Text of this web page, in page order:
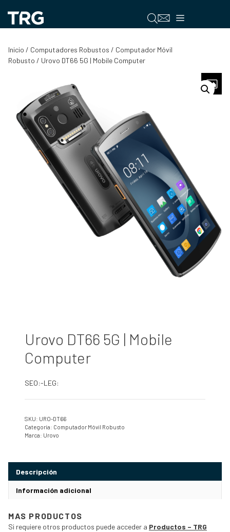
contenido
Menú
Inicio / Computadores Robustos / Computador Móvil
Robusto / Urovo DT66 5G | Mobile Computer
Urovo DT66 5G | Mobile
Computer
SEO:-LEG:
SKU: URO-DT66
Categoría: Computador Móvil Robusto
Marca: Urovo
Descripción
Información adicional
MAS PRODUCTOS
Si requiere otros productos puede acceder a Productos – TRG